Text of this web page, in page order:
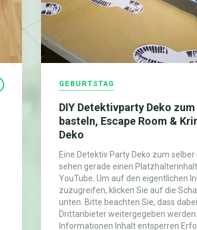
GEBURTSTAG
DIY Detektivparty Deko
basteln, Escape Room &
Deko
Eine Detektiv Party Deko zum
sehen gerade einen
YouTube. Um auf den eigentlichen
zuzugreifen, klicken Sie auf die
unten. Bitte beachten Sie, dass
Drittanbieter weitergegeben
Informationen Inhalt entsperren